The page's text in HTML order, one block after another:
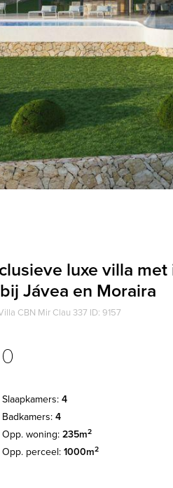
luxe villa
Jávea en Moraira
CBN Mir Clau 337 ID: 9157
Slaapkamers: 4
Badkamers: 4
Opp. woning: 235m2
Opp. perceel: 1000m2